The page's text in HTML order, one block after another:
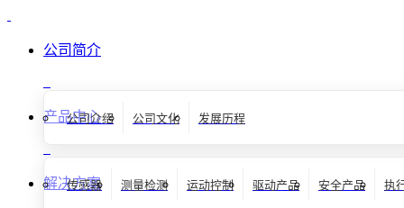
公司简介
公司介绍 公司文化 发展历程
产品中心
传感器 测量检测 运动控制 驱动产品 安全产品 执
解决方案